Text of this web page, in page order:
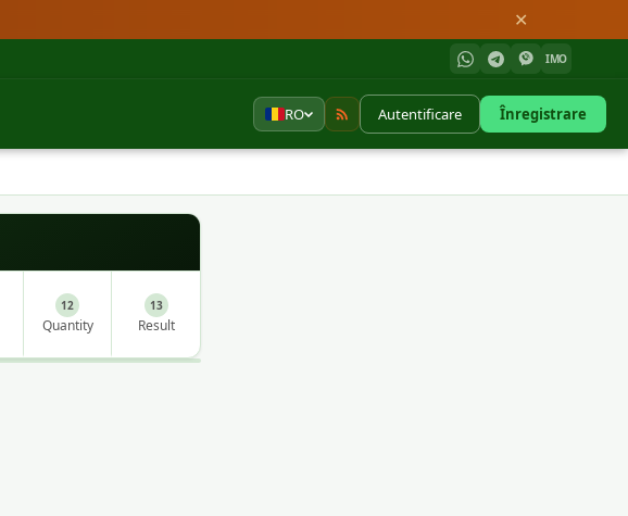
✕
IMO
RO Autentificare Înregistrare
12
Quantity
13
Result